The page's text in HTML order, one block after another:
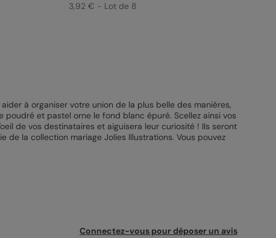
3,92 € - Lot de 8
à organiser votre union de la plus belle des manières,
poudré et pastel orne le fond blanc épuré. Scellez ainsi vos
de vos destinataires et aiguisera leur curiosité ! Ils seront
la collection mariage Jolies Illustrations. Vous pouvez
Connectez-vous pour déposer un avis